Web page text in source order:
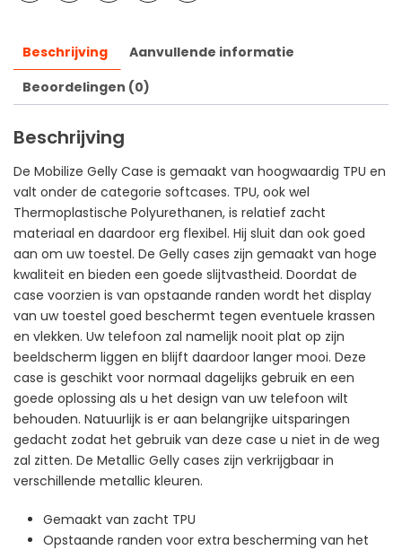
Beschrijving
Aanvullende informatie
Beoordelingen (0)
Beschrijving
De Mobilize Gelly Case is gemaakt van hoogwaardig TPU en
valt onder de categorie softcases. TPU, ook wel
Thermoplastische Polyurethanen, is relatief zacht
materiaal en daardoor erg flexibel. Hij sluit dan ook goed
aan om uw toestel. De Gelly cases zijn gemaakt van hoge
kwaliteit en bieden een goede slijtvastheid. Doordat de
case voorzien is van opstaande randen wordt het display
van uw toestel goed beschermt tegen eventuele krassen
en vlekken. Uw telefoon zal namelijk nooit plat op zijn
beeldscherm liggen en blijft daardoor langer mooi. Deze
case is geschikt voor normaal dagelijks gebruik en een
goede oplossing als u het design van uw telefoon wilt
behouden. Natuurlijk is er aan belangrijke uitsparingen
gedacht zodat het gebruik van deze case u niet in de weg
zal zitten. De Metallic Gelly cases zijn verkrijgbaar in
verschillende metallic kleuren.
Gemaakt van zacht TPU
Opstaande randen voor extra bescherming van het